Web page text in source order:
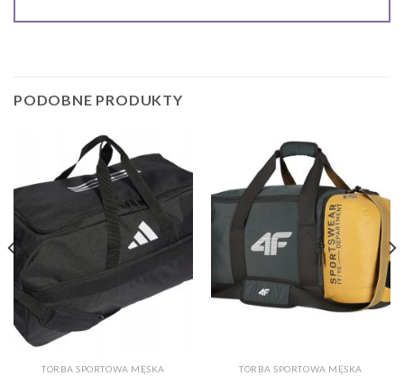
PODOBNE PRODUKTY
TORBA SPORTOWA MĘSKA TORBA SPORTOWA MĘSKA